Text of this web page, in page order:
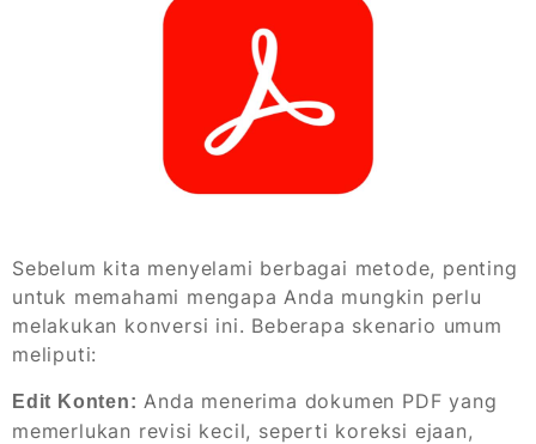
Sebelum kita menyelami berbagai metode, penting
untuk memahami mengapa Anda mungkin perlu
melakukan konversi ini. Beberapa skenario umum
meliputi:
Edit Konten: Anda menerima dokumen PDF yang
memerlukan revisi kecil, seperti koreksi ejaan,